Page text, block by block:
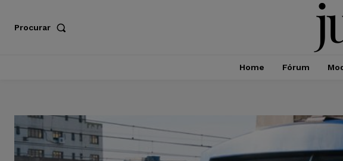
Procurar
Home Fórum